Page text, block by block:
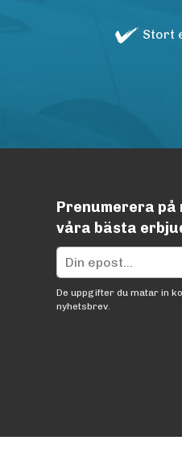
Stort
Prenumerera
våra bästa
De uppgifter du matar in
nyhetsbrev.